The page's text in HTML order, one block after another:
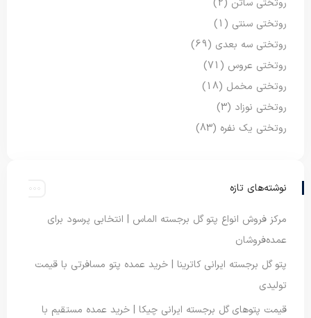
روتختی ساتن (2)
روتختی سنتی (1)
روتختی سه بعدی (69)
روتختی عروس (71)
روتختی مخمل (18)
روتختی نوزاد (3)
روتختی یک نفره (83)
نوشته‌های تازه
مرکز فروش انواع پتو گل برجسته الماس | انتخابی پرسود برای
عمده‌فروشان
پتو گل برجسته ایرانی کاترینا | خرید عمده پتو مسافرتی با قیمت
تولیدی
قیمت پتوهای گل برجسته ایرانی چیکا | خرید عمده مستقیم با